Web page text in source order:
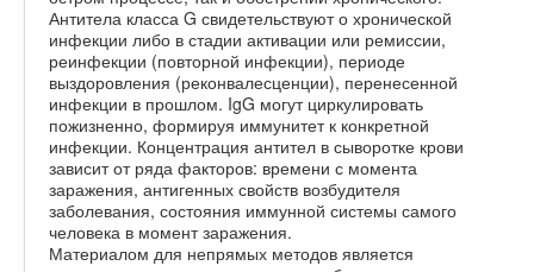
Антитела класса G свидетельствуют о хронической
инфекции либо в стадии активации или ремиссии,
реинфекции (повторной инфекции), периоде
выздоровления (реконвалесценции), перенесенной
инфекции в прошлом. IgG могут циркулировать
пожизненно, формируя иммунитет к конкретной
инфекции. Концентрация антител в сыворотке крови
зависит от ряда факторов: времени с момента
заражения, антигенных свойств возбудителя
заболевания, состояния иммунной системы самого
человека в момент заражения.
Материалом для непрямых методов является